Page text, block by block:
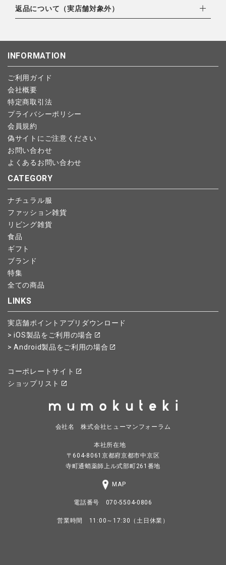
・楽天ペイ
・PayPay
北海道：1,400円
ご注文日当日から翌日のAM9:00までにご連絡頂いた場合はキャ
ンセルは可能です。
します。
予約商品など一部キャンセルが出来ない場合がございます。あら
かじめご了承ください。
返品について（実店舗対象外）
こちら よりご依頼ください。
INFORMATION
ご利用ガイド
会社概要
特定商取引法
プライバシーポリシー
会員規約
偽サイトにご注意ください
お問い合わせ
よくあるお問い合わせ
CATEGORY
ナチュラル服
ファッション雑貨
リビング雑貨
食品
ギフト
ブランド
特集
全ての商品
LINKS
実店舗ポイントアプリダウンロード
> iOS製品をご利用の場合
> Android製品をご利用の場合
コーポレートサイト
ショップリスト
会社名 株式会社ヒューマンフォーラム
本社所在地
〒604-8061京都府京都市中京区
寺町通蛸薬師上ル式部町261番地
MAP
電話番号 070-5504-0806
営業時間 11:00～17:30（土日休業）